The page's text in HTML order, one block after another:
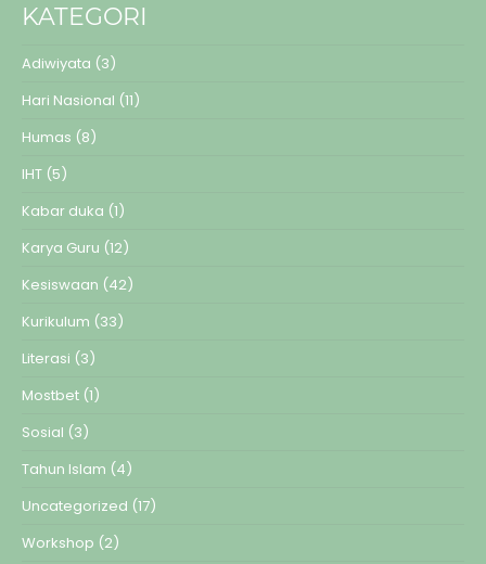
KATEGORI
Adiwiyata (3)
Hari Nasional (11)
Humas (8)
IHT (5)
Kabar duka (1)
Karya Guru (12)
Kesiswaan (42)
Kurikulum (33)
Literasi (3)
Mostbet (1)
Sosial (3)
Tahun Islam (4)
Uncategorized (17)
Workshop (2)